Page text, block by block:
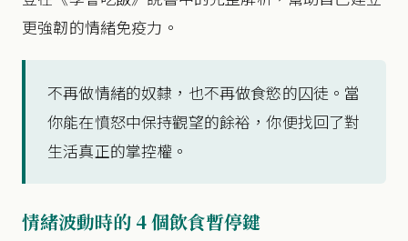
更強韌的情緒免疫力。
不再做情緒的奴隸，也不再做食慾的囚徒。當
你能在憤怒中保持觀望的餘裕，你便找回了對
生活真正的掌控權。
情緒波動時的 4 個飲食暫停鍵